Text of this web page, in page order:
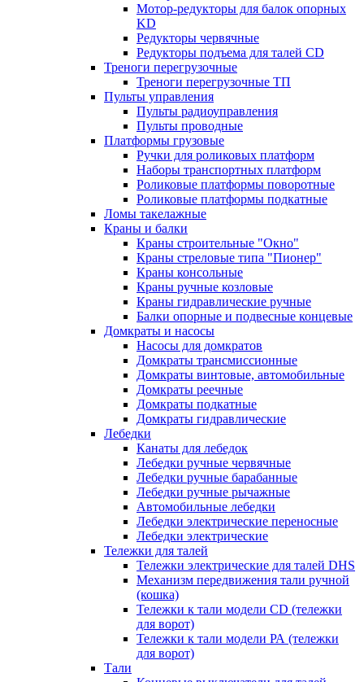
Мотор-редукторы для балок опорных
KD
Редукторы червячные
Редукторы подъема для талей CD
Треноги перегрузочные
Треноги перегрузочные ТП
Пульты управления
Пульты радиоуправления
Пульты проводные
Платформы грузовые
Ручки для роликовых платформ
Наборы транспортных платформ
Роликовые платформы поворотные
Роликовые платформы подкатные
Ломы такелажные
Краны и балки
Краны строительные "Окно"
Краны стреловые типа "Пионер"
Краны консольные
Краны ручные козловые
Краны гидравлические ручные
Балки опорные и подвесные концевые
Домкраты и насосы
Насосы для домкратов
Домкраты трансмиссионные
Домкраты винтовые, автомобильные
Домкраты реечные
Домкраты подкатные
Домкраты гидравлические
Лебедки
Канаты для лебедок
Лебедки ручные червячные
Лебедки ручные барабанные
Лебедки ручные рычажные
Автомобильные лебедки
Лебедки электрические переносные
Лебедки электрические
Тележки для талей
Тележки электрические для талей DHS
Механизм передвижения тали ручной
(кошка)
Тележки к тали модели CD (тележки
для ворот)
Тележки к тали модели РА (тележки
для ворот)
Тали